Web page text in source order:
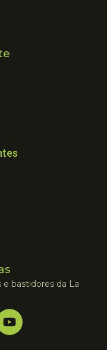
bastidores da La